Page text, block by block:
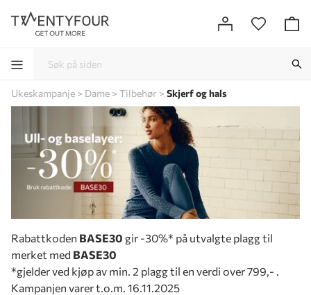
Ukeskampanje Dame Tilbehør Skjerf og hals
Rabattkoden BASE30 gir -30%* på utvalgte plagg til
merket med BASE30
*gjelder ved kjøp av min. 2 plagg til en verdi over 799,- .
Kampanjen varer t.o.m. 16.11.2025
----